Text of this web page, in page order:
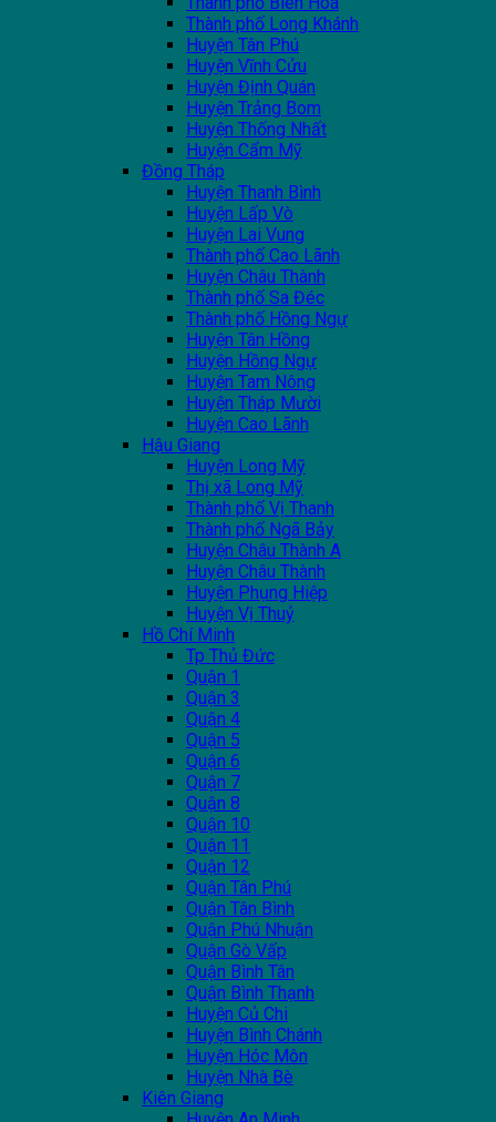
Thành phố Long Khánh
Huyện Tân Phú
Huyện Vĩnh Cửu
Huyện Định Quán
Huyện Trảng Bom
Huyện Thống Nhất
Huyện Cẩm Mỹ
Đồng Tháp
Huyện Thanh Bình
Huyện Lấp Vò
Huyện Lai Vung
Thành phố Cao Lãnh
Huyện Châu Thành
Thành phố Sa Đéc
Thành phố Hồng Ngự
Huyện Tân Hồng
Huyện Hồng Ngự
Huyện Tam Nông
Huyện Tháp Mười
Huyện Cao Lãnh
Hậu Giang
Huyện Long Mỹ
Thị xã Long Mỹ
Thành phố Vị Thanh
Thành phố Ngã Bảy
Huyện Châu Thành A
Huyện Châu Thành
Huyện Phụng Hiệp
Huyện Vị Thuỷ
Hồ Chí Minh
Tp Thủ Đức
Quận 1
Quận 3
Quận 4
Quận 5
Quận 6
Quận 7
Quận 8
Quận 10
Quận 11
Quận 12
Quận Tân Phú
Quận Tân Bình
Quận Phú Nhuận
Quận Gò Vấp
Quận Bình Tân
Quận Bình Thạnh
Huyện Củ Chi
Huyện Bình Chánh
Huyện Hóc Môn
Huyện Nhà Bè
Kiên Giang